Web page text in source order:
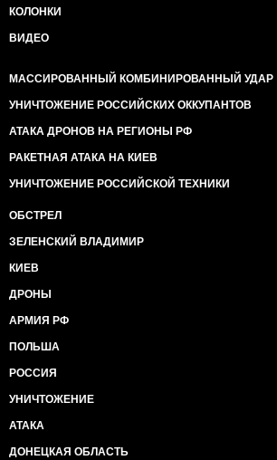
КОЛОНКИ
ВИДЕО
МАССИРОВАННЫЙ КОМБИНИРОВАННЫЙ УДАР
УНИЧТОЖЕНИЕ РОССИЙСКИХ ОККУПАНТОВ
АТАКА ДРОНОВ НА РЕГИОНЫ РФ
РАКЕТНАЯ АТАКА НА КИЕВ
УНИЧТОЖЕНИЕ РОССИЙСКОЙ ТЕХНИКИ
ОБСТРЕЛ
ЗЕЛЕНСКИЙ ВЛАДИМИР
КИЕВ
ДРОНЫ
АРМИЯ РФ
ПОЛЬША
РОССИЯ
УНИЧТОЖЕНИЕ
АТАКА
ДОНЕЦКАЯ ОБЛАСТЬ